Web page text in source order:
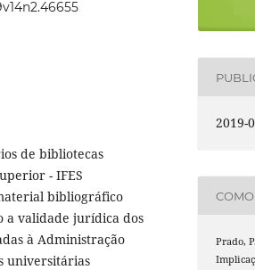
de bibliotecas
- IFES
bibliográfico
a validade jurídica dos
à Administração
universitárias
2019-
Prado,